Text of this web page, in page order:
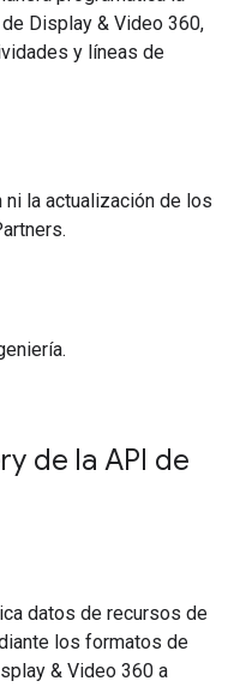
Display & Video 360,
y líneas de
la actualización de los
de la API de
datos de recursos de
los formatos de
& Video 360 a